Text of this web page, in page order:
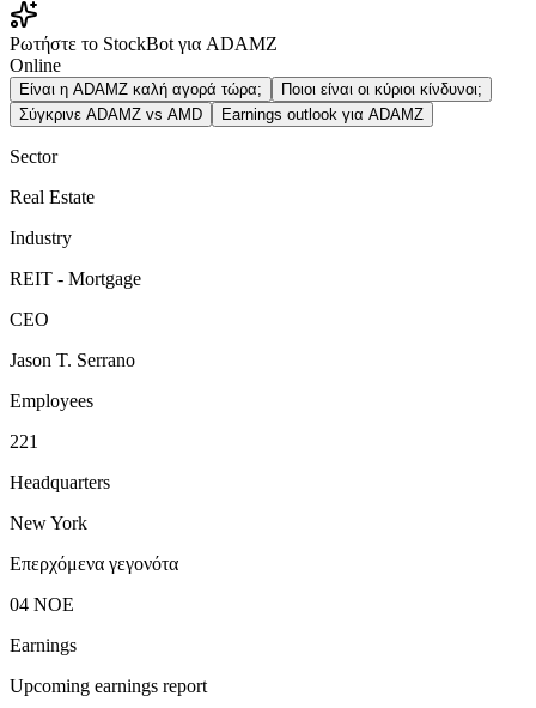
Ρωτήστε το StockBot για ADAMZ
Online
Είναι η ADAMZ καλή αγορά τώρα;
Ποιοι είναι οι κύριοι κίνδυνοι;
Σύγκρινε ADAMZ vs AMD
Earnings outlook για ADAMZ
Sector
Real Estate
Industry
REIT - Mortgage
CEO
Jason T. Serrano
Employees
221
Headquarters
New York
Επερχόμενα γεγονότα
04 ΝΟΕ
Earnings
Upcoming earnings report